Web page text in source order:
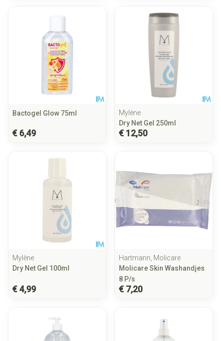
Bactogel Glow 75ml
€ 6,49
Mylène
Dry Net Gel 250ml
€ 12,50
Mylène
Dry Net Gel 100ml
€ 4,99
Hartmann, Molicare
Molicare Skin Washandjes
8 P/s
€ 7,20